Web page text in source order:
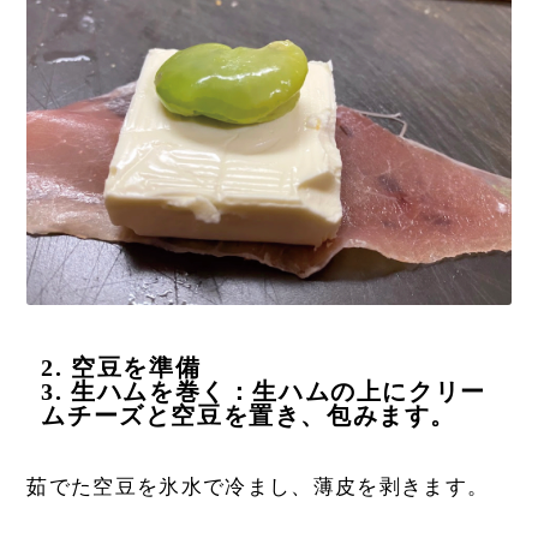
2. 空豆を準備
3. 生ハムを巻く：生ハムの上にクリー
ムチーズと空豆を置き、包みます。
茹でた空豆を氷水で冷まし、薄皮を剥きます。